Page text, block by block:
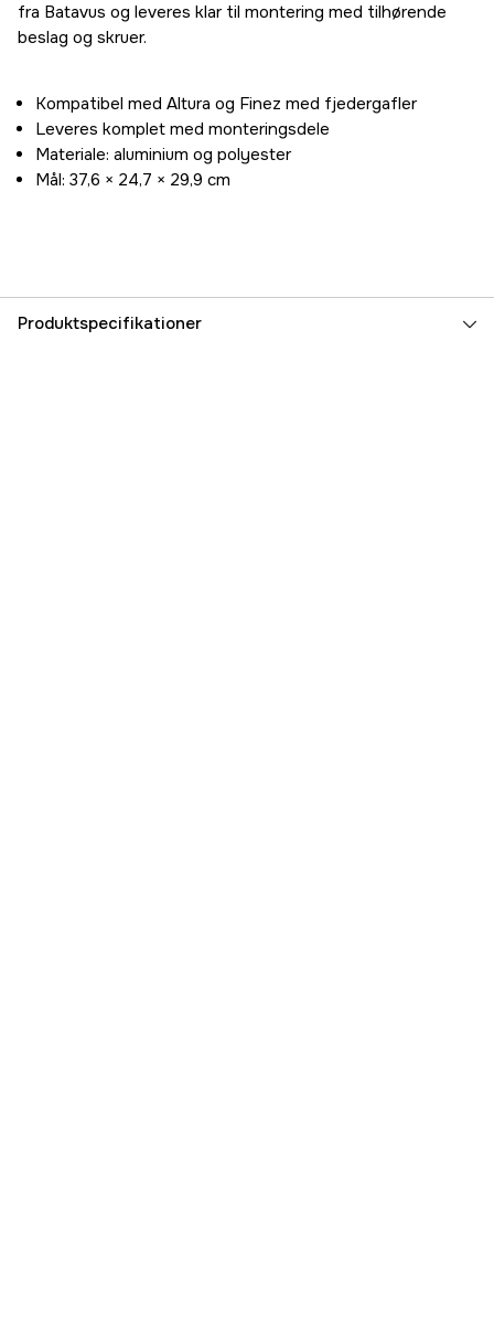
fra Batavus og leveres klar til montering med tilhørende
beslag og skruer.
Kompatibel med Altura og Finez med fjedergafler
Leveres komplet med monteringsdele
Materiale: aluminium og polyester
Mål: 37,6 × 24,7 × 29,9 cm
Produktspecifikationer